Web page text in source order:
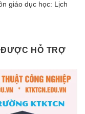
giáo dục học: Lịch
HỖ TRỢ